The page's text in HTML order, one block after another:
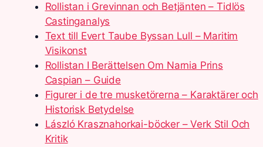
Rollistan i Grevinnan och Betjänten – Tidlös
Castinganalys
Text till Evert Taube Byssan Lull – Maritim
Visikonst
Rollistan I Berättelsen Om Narnia Prins
Caspian – Guide
Figurer i de tre musketörerna – Karaktärer och
Historisk Betydelse
László Krasznahorkai-böcker – Verk Stil Och
Kritik